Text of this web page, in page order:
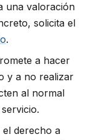
una valoración
solicita el
.
a hacer
y a no realizar
al normal
el derecho a